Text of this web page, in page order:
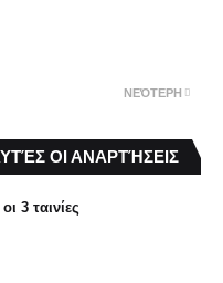
ΝΕΌΤΕΡΗ
ΟΙ ΑΝΑΡΤΉΣΕΙΣ
3 ταινίες